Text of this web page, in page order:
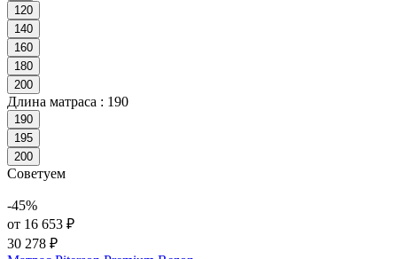
120
140
160
180
200
Длина матраса : 190
190
195
200
Советуем
-45%
от 16 653 ₽
30 278 ₽